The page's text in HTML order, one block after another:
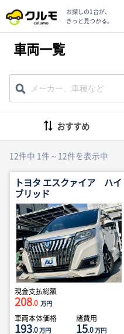
お探しの1台が、
きっと見つかる。
車両一覧
12件中 1件～12件を表示中
おすすめ
トヨタ エスクァイア ハイ
ブリッド
現金支払総額
208.0 万円
車両本体価格
193.0万円
諸費用
15.0万円